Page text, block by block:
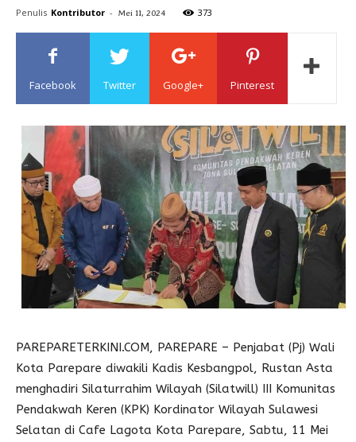
Sulawesi
Penulis Kontributor - Mei 11, 2024 373
Facebook Twitter Google+ Pinterest
PAREPARETERKINI.COM, PAREPARE – Penjabat (Pj) Wali
Kota Parepare diwakili Kadis Kesbangpol, Rustan Asta
menghadiri Silaturrahim Wilayah (Silatwill) III Komunitas
Pendakwah Keren (KPK) Kordinator Wilayah Sulawesi
Selatan di Cafe Lagota Kota Parepare, Sabtu, 11 Mei